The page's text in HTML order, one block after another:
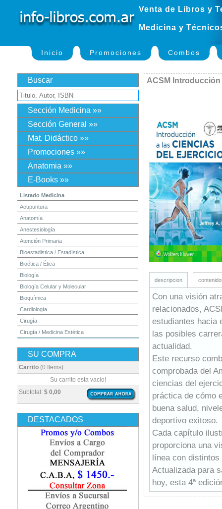
Venta de Libros y
Medicina y
Inicio Promociones Combos
Buscar
Sección Medicina »»
Sección General »»
Mat. Didáctico »»
Promociones »»
Anatomia »»
E-Books »»
Listado Medicina
Acupuntura
Anatomía
Anestesiología
Atención Primaria
Bioestadistica / Estadística
Bioética / Ética
Biología
Biología Celular y Molecular
Bioquímica
Cardiología
Cirugía
Cirugía / Medicina Estética
Dermatología
Diagnóstico por Imagen / Radiología
Embriología
Enfermería
Epidemiología
Farmacia / Farmacología
Fisiatría / Kinesiología
Fisiología / Fisiopatología
Fonoaudiología
Gastroenterología
SU COMPRA
Carrito (0 Items)
Subtotal: $ 0,00
Su carrito esta vacio!
DESTACADOS
ACSM
descripcion
Con una visión
relacionados,
estudiantes hacia
las posibles
actualidad.
Este recurso
comprobada del
ciencias del
práctica de cómo
buena salud,
deportivo exitoso.
Cada capítulo
proporciona una
línea con
Actualizada para
hoy, esta 4ª
ayudan a los